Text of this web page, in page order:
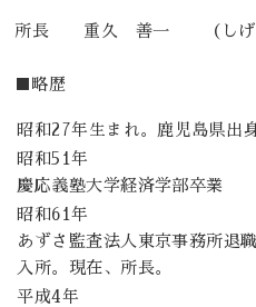
所長 重久 善一 （しげひ
■略歴
昭和27年生まれ。鹿児島県出
昭和51年
慶応義塾大学経済学部卒業
昭和61年
あずさ監査法人東京事務所退
入所。現在、所長。
平成4年